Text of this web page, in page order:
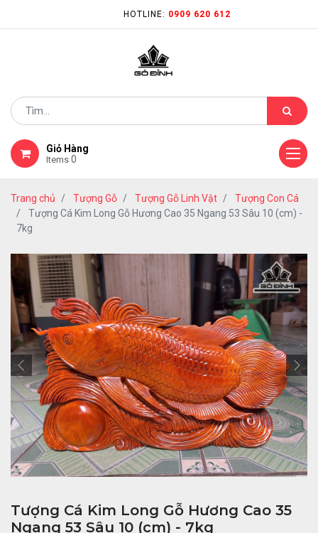
HOTLINE: 0909 620 612
Giỏ Hàng
Items 0
Trang chủ Tượng Gỗ Tượng Gỗ Linh Vật
Tượng Con Cá
Tượng Cá Kim Long Gỗ Hương Cao 35 Ngang 53 Sâu 10 (cm) -
7kg
Tượng Cá Kim Long Gỗ Hương Cao 35
Ngang 53 Sâu 10 (cm) - 7kg